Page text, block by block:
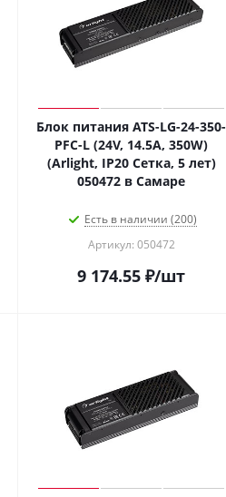
Блок питания ATS-LG-24-350-
PFC-L (24V, 14.5A, 350W)
(Arlight, IP20 Сетка, 5 лет)
050472 в Самаре
Есть в наличии (200)
Артикул: 050472
9 174.55 ₽/шт